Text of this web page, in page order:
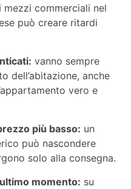
commerciali nel
può creare ritardi
vanno sempre
dell’abitazione, anche
vero e
più basso: un
può nascondere
solo alla consegna.
momento: su